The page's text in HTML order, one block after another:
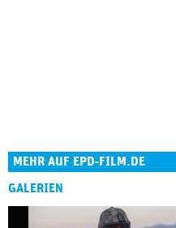
MEHR AUF EPD-FILM.DE
GALERIEN